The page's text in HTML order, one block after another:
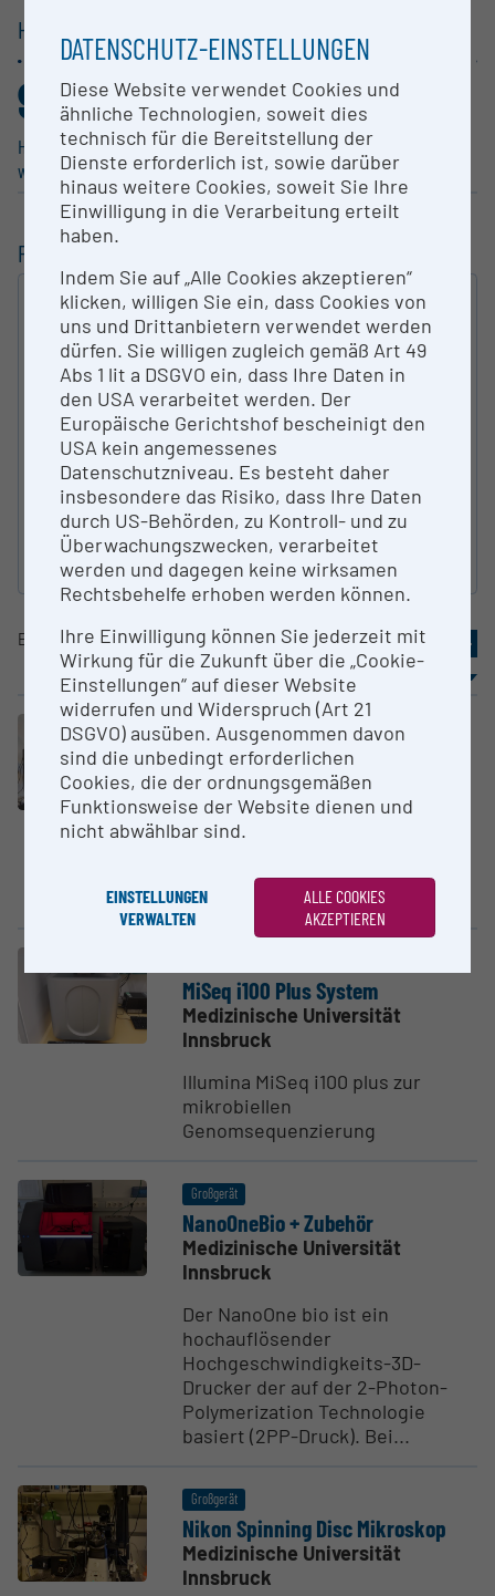
HAUPTGRUPPEN /
Human­me­dizin, Gesund­heits­
wis­sen­schaften
98,925%
Natur­wis­sen­schaften
1,075%
FILTERUNG
VOLLTEXT
SUCHEN
ART DER FORSCHUNGS­INFRASTRUKTUR
KATEGORIE NACH ÖFOS 2012
Suche zurücksetzen
Eintrag61-70von80 « 4 5 6 7 8
Sortierung Ergebnisse / Seite
Großgerät
Minstrel DT Imaging System und
Alchemist
Medizinische Universität
Innsbruck
Inspiziert alle
Kristallisationsexperimente
MiSeq i100 Plus System
Medizinische Universität
Innsbruck
Illumina MiSeq i100 plus zur
mikrobiellen
Genomsequenzierung
Großgerät
NanoO­neBio + Zubehör
Medizinische Universität
Innsbruck
Der NanoOne bio ist ein
hochauflösender
Hochgeschwindigkeits-3D-
Drucker der auf der 2-Photon-
Polymerization Technologie
basiert (2PP-Druck). Bei...
Großgerät
Nikon Spinning Disc Mikroskop
Medizinische Universität
Innsbruck
DATENSCHUTZ-EINSTELLUNGEN
Diese Website verwendet Cookies und
ähnliche Technologien, soweit dies
technisch für die Bereitstellung der
Dienste erforderlich ist, sowie darüber
hinaus weitere Cookies, soweit Sie Ihre
Einwilligung in die Verarbeitung erteilt
haben.
Indem Sie auf „Alle Cookies akzeptieren“
klicken, willigen Sie ein, dass Cookies von
uns und Drittanbietern verwendet werden
dürfen. Sie willigen zugleich gemäß Art 49
Abs 1 lit a DSGVO ein, dass Ihre Daten in
den USA verarbeitet werden. Der
Europäische Gerichtshof bescheinigt den
USA kein angemessenes
Datenschutzniveau. Es besteht daher
insbesondere das Risiko, dass Ihre Daten
durch US-Behörden, zu Kontroll- und zu
Überwachungszwecken, verarbeitet
werden und dagegen keine wirksamen
Rechtsbehelfe erhoben werden können.
Ihre Einwilligung können Sie jederzeit mit
Wirkung für die Zukunft über die „Cookie-
Einstellungen“ auf dieser Website
widerrufen und Widerspruch (Art 21
DSGVO) ausüben. Ausgenommen davon
sind die unbedingt erforderlichen
Cookies, die der ordnungsgemäßen
Funktionsweise der Website dienen und
nicht abwählbar sind.
EINSTELLUNGEN
VERWALTEN
ALLE COOKIES
AKZEPTIEREN